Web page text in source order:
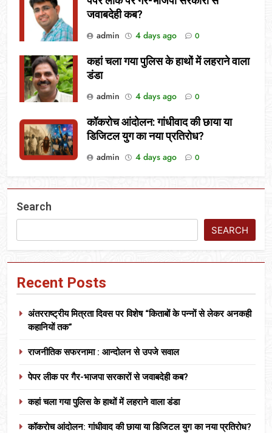
जवाबदेही कब?
admin
4 days ago 0
कहां चला गया पुलिस के हाथों में लहराने वाला
डंडा
admin
4 days ago 0
कॉकरोच आंदोलन: गांधीवाद की छाया या
डिजिटल युग का नया प्रतिरोध?
admin
4 days ago 0
Search
SEARCH
Recent Posts
अंतरराष्ट्रीय मित्रता दिवस पर विशेष “किताबों के पन्नों से लेकर अनकही
कहानियों तक”
राजनीतिक सफरनामा : आन्दोलन से उपजे सवाल
पेपर लीक पर गैर-भाजपा सरकारों से जवाबदेही कब?
कहां चला गया पुलिस के हाथों में लहराने वाला डंडा
कॉकरोच आंदोलन: गांधीवाद की छाया या डिजिटल युग का नया प्रतिरोध?